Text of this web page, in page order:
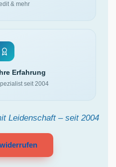
& mehr
Erfahrung
seit 2004
Leidenschaft – seit 2004